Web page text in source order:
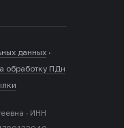
данных ·
обработку ПДн
· ИНН